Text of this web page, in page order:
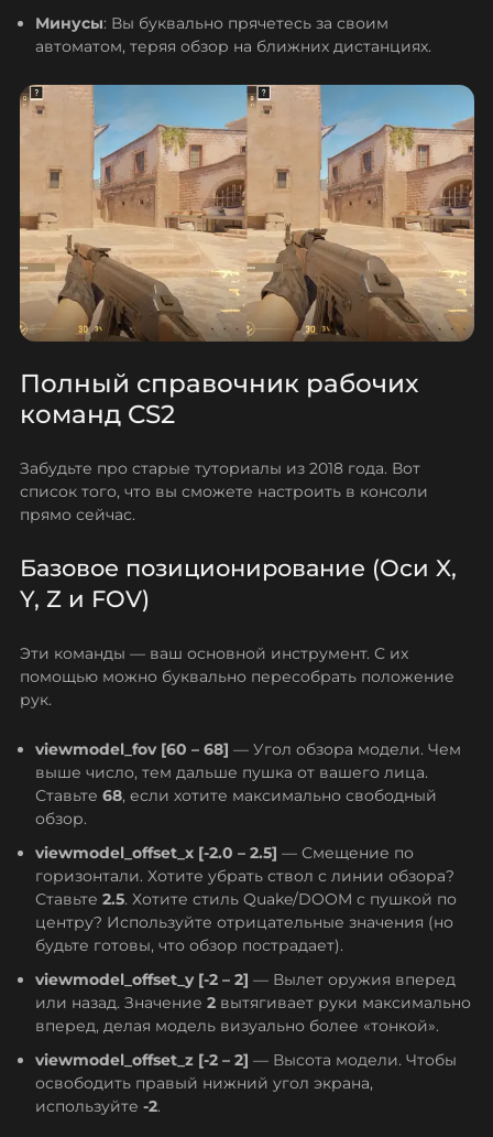
Минусы: Вы буквально прячетесь за своим
автоматом, теряя обзор на ближних дистанциях.
Полный справочник рабочих
команд CS2
Забудьте про старые туториалы из 2018 года. Вот
список того, что вы сможете настроить в консоли
прямо сейчас.
Базовое позиционирование (Оси X,
Y, Z и FOV)
Эти команды — ваш основной инструмент. С их
помощью можно буквально пересобрать положение
рук.
viewmodel_fov [60 – 68] — Угол обзора модели. Чем
выше число, тем дальше пушка от вашего лица.
Ставьте 68, если хотите максимально свободный
обзор.
viewmodel_offset_x [-2.0 – 2.5] — Смещение по
горизонтали. Хотите убрать ствол с линии обзора?
Ставьте 2.5. Хотите стиль Quake/DOOM с пушкой по
центру? Используйте отрицательные значения (но
будьте готовы, что обзор пострадает).
viewmodel_offset_y [-2 – 2] — Вылет оружия вперед
или назад. Значение 2вытягивает руки максимально
вперед, делая модель визуально более «тонкой».
viewmodel_offset_z [-2 – 2] — Высота модели. Чтобы
освободить правый нижний угол экрана,
используйте -2.